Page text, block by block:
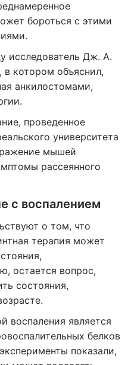
бороться с этими
исследователь Дж. А.
в котором объяснил,
анкилостомами,
проведенное
университета
мышей
рассеянного
с воспалением
о том, что
терапия может
остается вопрос,
состояния,
воспаления является
белков
показали,